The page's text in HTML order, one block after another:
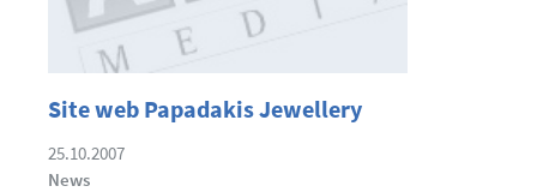
Site web Papadakis Jewellery
25.10.2007
News